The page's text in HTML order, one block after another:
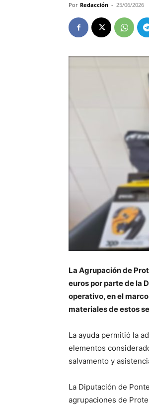
Por Redacción - 25/06/2026
La Agrupación de
euros por parte de la
operativo, en el
materiales de estos
La ayuda permitió la
elementos
salvamento y
La Diputación de
agrupaciones de